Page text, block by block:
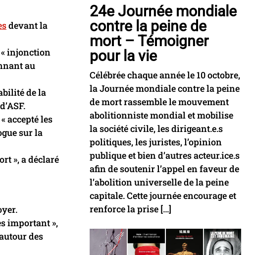
devant la
injonction
au
de la
accepté les
sur la
», a déclaré
important »,
des
24e Journée mondiale
contre la peine de
mort – Témoigner
pour la vie
Célébrée chaque année le 10 octobre,
la Journée mondiale contre la peine
de mort rassemble le mouvement
abolitionniste mondial et mobilise
la société civile, les dirigeant.e.s
politiques, les juristes, l’opinion
publique et bien d’autres acteur.ice.s
afin de soutenir l’appel en faveur de
l’abolition universelle de la peine
capitale. Cette journée encourage et
renforce la prise […]